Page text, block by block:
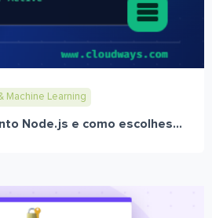
Machine Learning
Node.js e como escolhes...